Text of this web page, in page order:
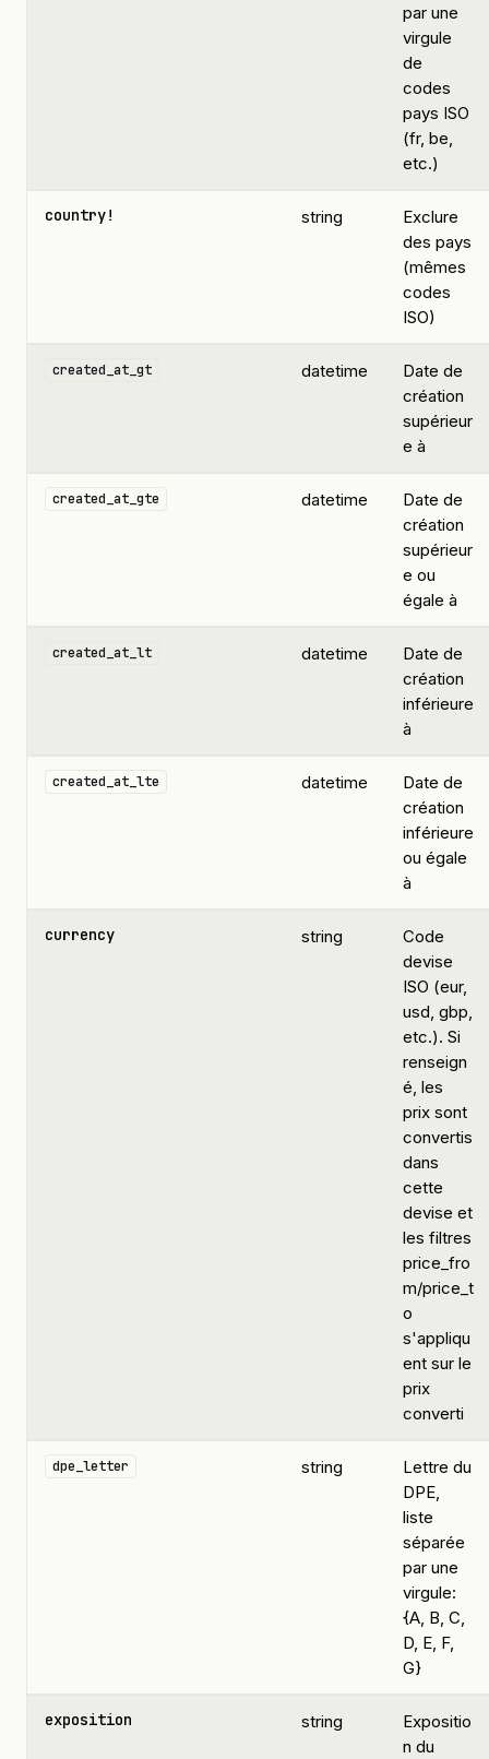
par une
virgule
de
codes
pays ISO
(fr, be,
etc.)
country! string
Exclure
des pays
(mêmes
codes
ISO)
created_at_gt datetime
Date de
création
supérieur
e à
created_at_gte datetime
Date de
création
supérieur
e ou
égale à
created_at_lt datetime
Date de
création
inférieure
à
created_at_lte datetime
Date de
création
inférieure
ou égale
à
currency string
Code
devise
ISO (eur,
usd, gbp,
etc.). Si
renseign
é, les
prix sont
convertis
dans
cette
devise et
les filtres
price_fro
m/price_t
o
s'appliqu
ent sur le
prix
converti
dpe_letter string
Lettre du
DPE,
liste
séparée
par une
virgule:
{A, B, C,
D, E, F,
G}
exposition string
Expositio
n du